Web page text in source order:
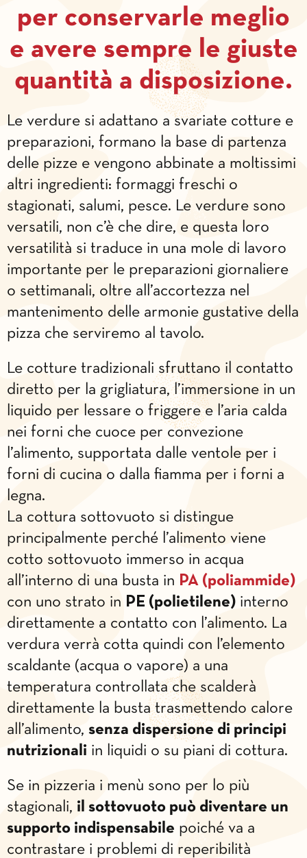
per conservarle meglio
e avere sempre le giuste
quantità a disposizione.
Le verdure si adattano a svariate cotture e
preparazioni, formano la base di partenza
delle pizze e vengono abbinate a moltissimi
altri ingredienti: formaggi freschi o
stagionati, salumi, pesce. Le verdure sono
versatili, non c’è che dire, e questa loro
versatilità si traduce in una mole di lavoro
importante per le preparazioni giornaliere
o settimanali, oltre all’accortezza nel
mantenimento delle armonie gustative della
pizza che serviremo al tavolo.
Le cotture tradizionali sfruttano il contatto
diretto per la grigliatura, l’immersione in un
liquido per lessare o friggere e l’aria calda
nei forni che cuoce per convezione
l’alimento, supportata dalle ventole per i
forni di cucina o dalla fiamma per i forni a
legna.
La cottura sottovuoto si distingue
principalmente perché l’alimento viene
cotto sottovuoto immerso in acqua
all’interno di una busta in PA (poliammide)
con uno strato in PE (polietilene) interno
direttamente a contatto con l’alimento. La
verdura verrà cotta quindi con l’elemento
scaldante (acqua o vapore) a una
temperatura controllata che scalderà
direttamente la busta trasmettendo calore
all’alimento, senza dispersione di principi
nutrizionali in liquidi o su piani di cottura.
Se in pizzeria i menù sono per lo più
stagionali, il sottovuoto può diventare un
supporto indispensabile poiché va a
contrastare i problemi di reperibilità